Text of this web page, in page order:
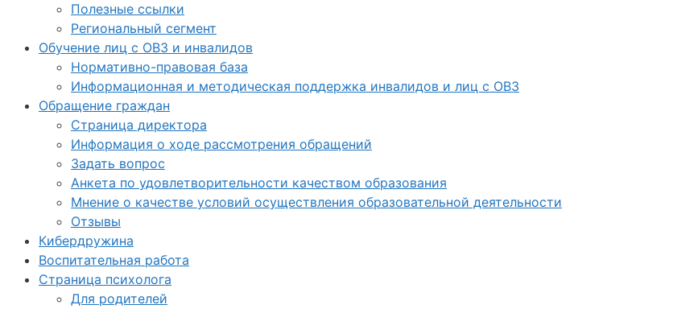
Полезные ссылки
Региональный сегмент
Обучение лиц с ОВЗ и инвалидов
Нормативно-правовая база
Информационная и методическая поддержка инвалидов и лиц с ОВЗ
Обращение граждан
Страница директора
Информация о ходе рассмотрения обращений
Задать вопрос
Анкета по удовлетворительности качеством образования
Мнение о качестве условий осуществления образовательной деятельности
Отзывы
Кибердружина
Воспитательная работа
Страница психолога
Для родителей